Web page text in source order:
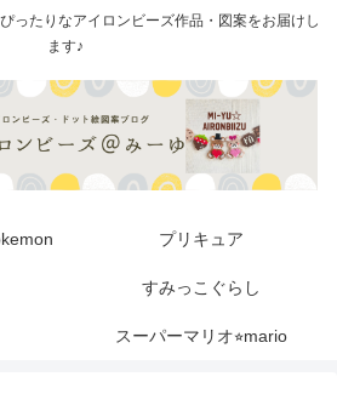
ったりなアイロンビーズ作品・図案をお届けし
ます♪
プリキュア
すみっこぐらし
スーパーマリオ⭐︎mario